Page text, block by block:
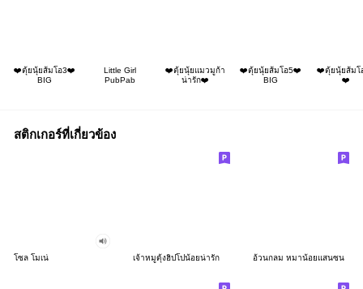
❤️ตุ้ยนุ้ยส้มโอ3❤️
BIG
Little Girl
PubPab
❤️ตุ้ยนุ้ยแมวมูก้า
น่ารัก❤️
❤️ตุ้ยนุ้ยส้มโอ5❤️
BIG
❤️ตุ้ยนุ้ยส้มโ
❤️
สติกเกอร์ที่เกี่ยวข้อง
โซล โมเน่ เจ้าหมูดุ้งฮิปโปน้อยน่ารัก อ้วนกลม หมาน้อยแสนซน